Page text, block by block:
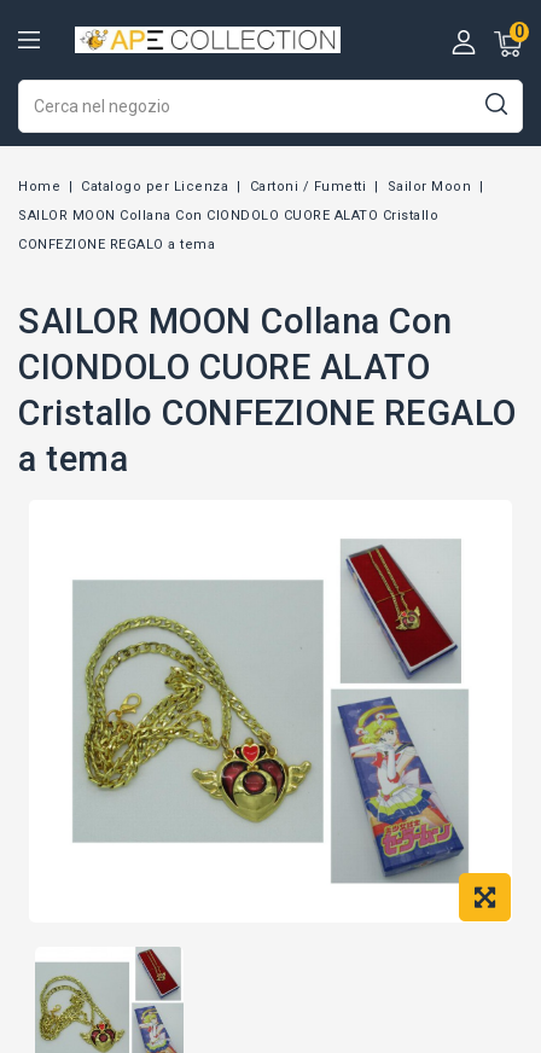
0
Home Catalogo per Licenza Cartoni / Fumetti
Sailor Moon
SAILOR MOON Collana Con CIONDOLO CUORE ALATO Cristallo
CONFEZIONE REGALO a tema
SAILOR MOON Collana Con
CIONDOLO CUORE ALATO
Cristallo CONFEZIONE REGALO
a tema